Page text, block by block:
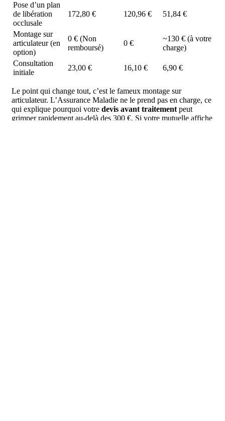
Pose d’un plan
de libération
occlusale
172,80 € 120,96 € 51,84 €
Montage sur
articulateur (en
option)
0 € (Non
remboursé)
0 €
~130 € (à votre
charge)
Consultation
initiale
23,00 € 16,10 € 6,90 €
Le point qui change tout, c’est le fameux montage sur
articulateur. L’Assurance Maladie ne le prend pas en charge, ce
qui explique pourquoi votre devis avant traitement peut
grimper rapidement au-delà des 300 €. Si votre mutuelle affiche